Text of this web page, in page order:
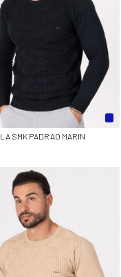
SMK PADRAO MARIN